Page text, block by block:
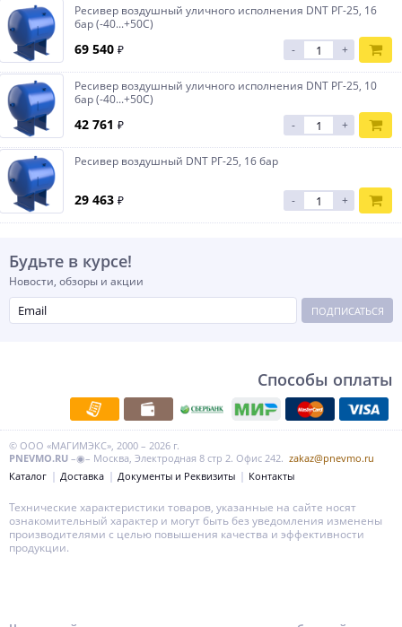
Ресивер воздушный уличного исполнения DNT РГ-25, 16
бар (-40...+50С)
69 540 ₽ - +
Ресивер воздушный уличного исполнения DNT РГ-25, 10
бар (-40...+50С)
42 761 ₽ - +
Ресивер воздушный DNT РГ-25, 16 бар
29 463 ₽ - +
Будьте в курсе!
Новости, обзоры и акции
ПОДПИСАТЬСЯ
Способы оплаты
© ООО «МАГИМЭКС», 2000 – 2026 г.
PNEVMO.RU –◉– Москва, Электродная 8 стр 2. Офис 242. zakaz@pnevmo.ru
Каталог
Доставка Документы и Реквизиты Контакты
Технические характеристики товаров, указанные на сайте носят
ознакомительный характер и могут быть без уведомления изменены
производителями с целью повышения качества и эффективности
продукции.